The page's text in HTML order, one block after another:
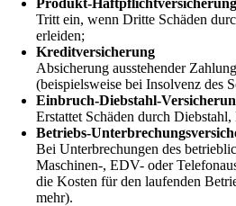
Produkt-Haftpflichtversicherung
Tritt ein, wenn Dritte Schäden
erleiden;
Kreditversicherung
Absicherung ausstehender
(beispielsweise bei Insolvenz des
Einbruch-Diebstahl-
Erstattet Schäden durch
Betriebs-
Bei Unterbrechungen des
Maschinen-, EDV- oder
die Kosten für den laufenden
mehr).